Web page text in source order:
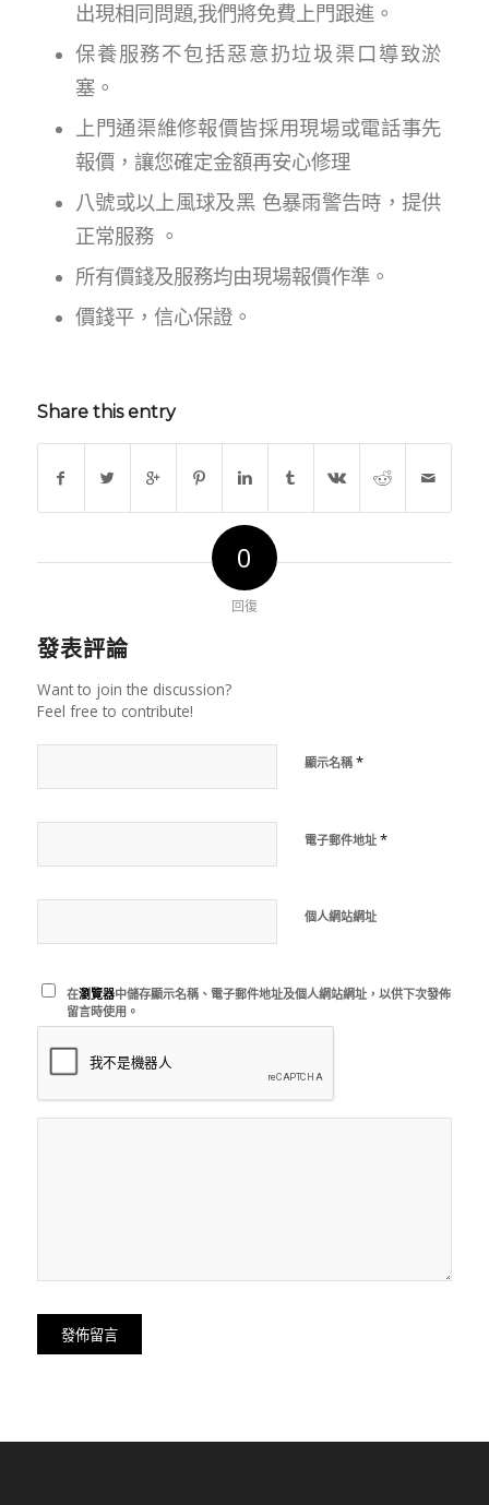
出現相同問題,我們將免費上門跟進。
保養服務不包括惡意扔垃圾渠口導致淤
塞。
上門通渠維修報價皆採用現場或電話事先
報價，讓您確定金額再安心修理
八號或以上風球及黑 色暴雨警告時，提供
正常服務 。
所有價錢及服務均由現場報價作準。
價錢平，信心保證。
Share this entry
0
回復
發表評論
Want to join the discussion?
Feel free to contribute!
顯示名稱 *
電子郵件地址 *
個人網站網址
在瀏覽器中儲存顯示名稱、電子郵件地址及個人網站網址，以供下次發佈
留言時使用。